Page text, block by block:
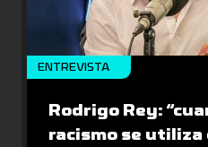
ENTREVISTA
Rodrigo Rey:
racismo se utiliza